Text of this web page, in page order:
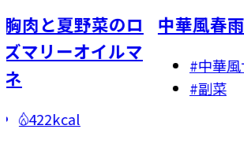
野菜のロ
オイルマ
中華風春雨サラダ
#中華風サラダ